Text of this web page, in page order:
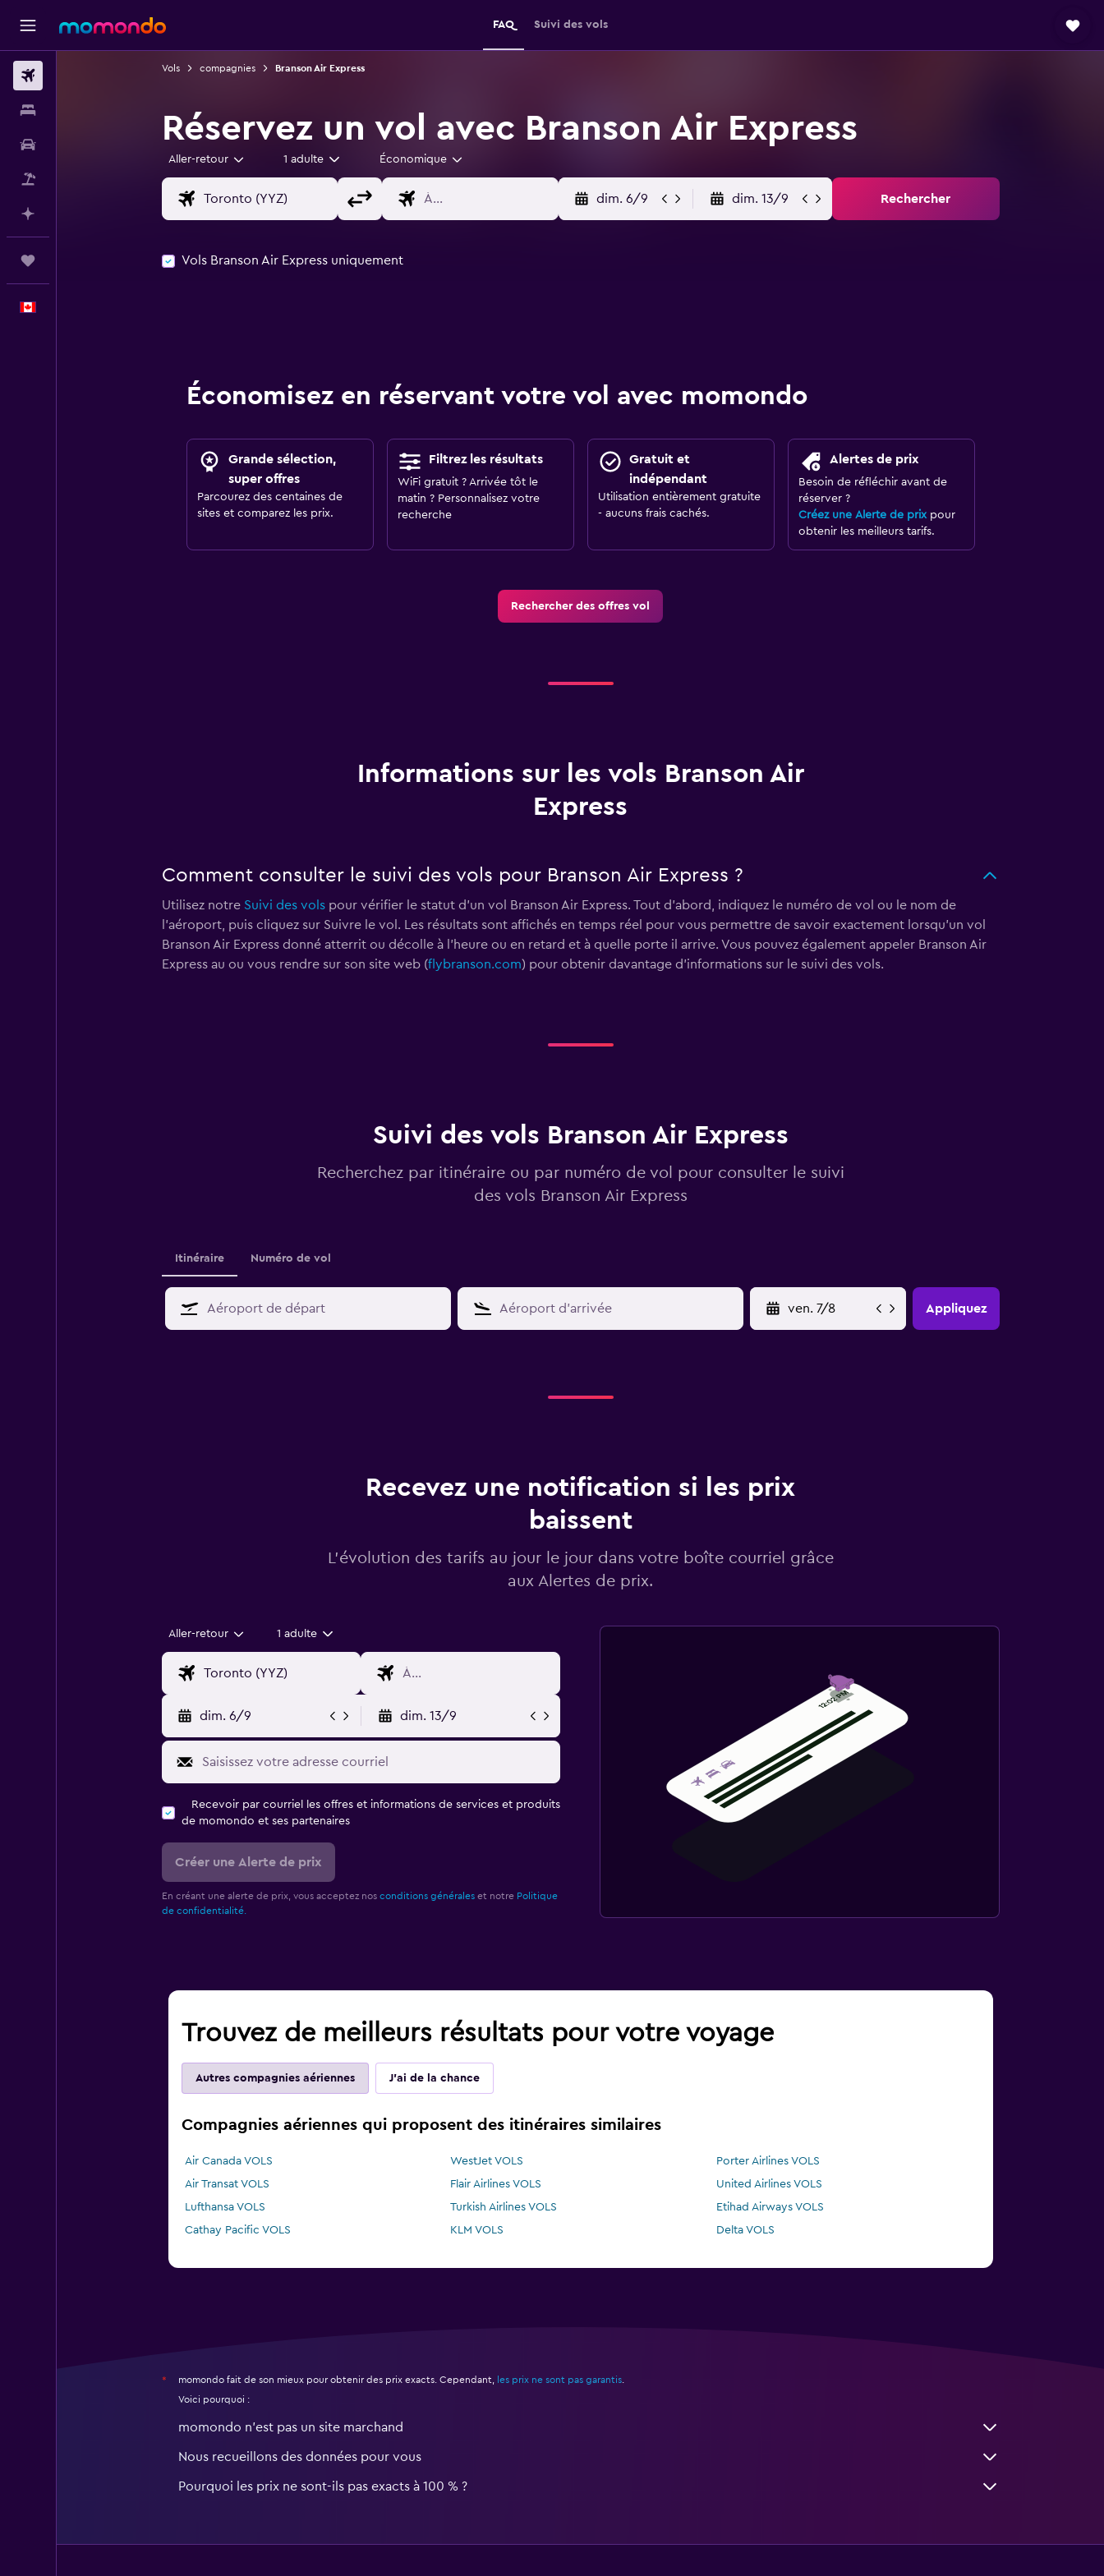
FAQ Suivi des vols
Vols compagnies Branson Air Express
Réservez un vol avec Branson Air Express
Aller-retour 1 adulte Économique
dim. 6/9 dim. 13/9 Rechercher
Vols Branson Air Express uniquement
Économisez en réservant votre vol avec momondo
Grande sélection,
super offres
Parcourez des centaines de
sites et comparez les prix.
Filtrez les résultats
WiFi gratuit ? Arrivée tôt le
matin ? Personnalisez votre
recherche
Gratuit et
indépendant
Utilisation entièrement gratuite
- aucuns frais cachés.
Alertes de prix
Besoin de réfléchir avant de
réserver ?
Créez une Alerte de prixpour
obtenir les meilleurs tarifs.
Rechercher des offres vol
Informations sur les vols Branson Air
Express
Comment consulter le suivi des vols pour Branson Air Express ?
Utilisez notre Suivi des volspour vérifier le statut d'un vol Branson Air Express. Tout d'abord, indiquez le numéro de vol ou le nom de
l'aéroport, puis cliquez sur Suivre le vol. Les résultats sont affichés en temps réel pour vous permettre de savoir exactement lorsqu'un vol
Branson Air Express donné atterrit ou décolle à l'heure ou en retard et à quelle porte il arrive. Vous pouvez également appeler Branson Air
Express au ou vous rendre sur son site web (flybranson.com) pour obtenir davantage d'informations sur le suivi des vols.
Suivi des vols Branson Air Express
Recherchez par itinéraire ou par numéro de vol pour consulter le suivi
des vols Branson Air Express
Itinéraire Numéro de vol
Appliquez
Recevez une notification si les prix
baissent
L’évolution des tarifs au jour le jour dans votre boîte courriel grâce
aux Alertes de prix.
Aller-retour 1 adulte
dim. 6/9 dim. 13/9
Recevoir par courriel les offres et informations de services et produits
de momondo et ses partenaires
Créer une Alerte de prix
En créant une alerte de prix, vous acceptez nos conditions généraleset notre Politique
de confidentialité.
Trouvez de meilleurs résultats pour votre voyage
Autres compagnies aériennes J'ai de la chance
Compagnies aériennes qui proposent des itinéraires similaires
Air Canada VOLS WestJet VOLS
Porter Airlines VOLS
Air Transat VOLS
Flair Airlines VOLS
United Airlines VOLS
Lufthansa VOLS
Turkish Airlines VOLS
Etihad Airways VOLS
Cathay Pacific VOLS
KLM VOLS Delta VOLS
* momondo fait de son mieux pour obtenir des prix exacts. Cependant, les prix ne sont pas garantis.
Voici pourquoi :
momondo n'est pas un site marchand
Nous recueillons des données pour vous
Pourquoi les prix ne sont-ils pas exacts à 100 % ?